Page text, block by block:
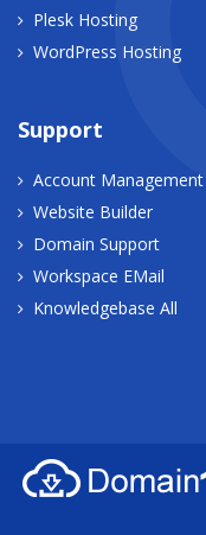
Plesk Hosting
WordPress Hosting
Support
Account Management
Website Builder
Domain Support
Workspace EMail
Knowledgebase All